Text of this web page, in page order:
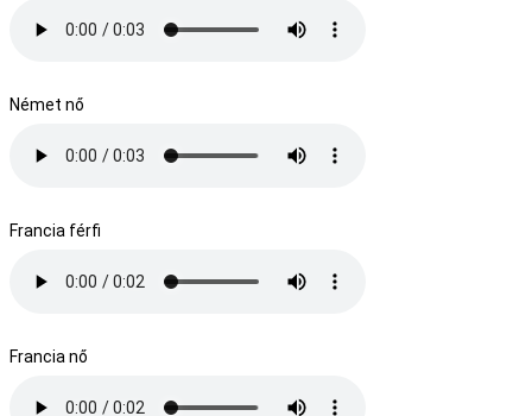
Német nő
Francia férfi
Francia nő